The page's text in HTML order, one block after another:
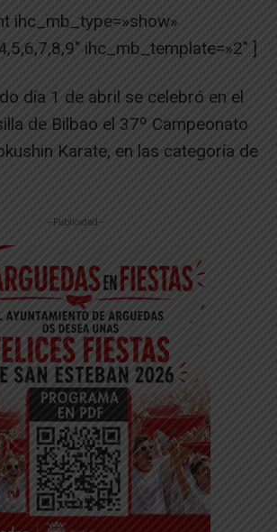
ihc_mb_type=»show»
ihc_mb_template=»2″ ]
día 1 de abril se celebró en el
de Bilbao el 37º Campeonato
Karate, en las categoría de
-- Publicidad --